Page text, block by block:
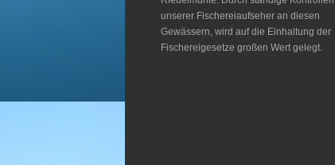
unserer Fischereiaufseher an diesen
Gewässern, wird auf die Einhaltung der
Fischereigesetze großen Wert gelegt.